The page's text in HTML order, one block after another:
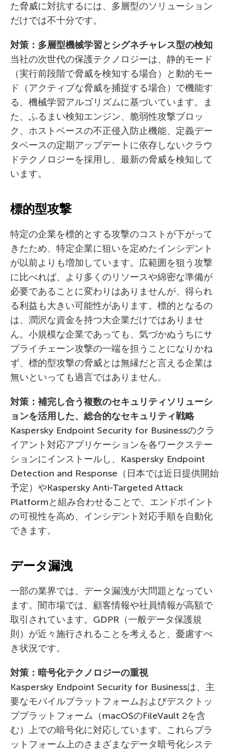
た脅威に対抗するには、多層型のソリューション
だけでは不十分です。
対策：多層型機械学習とシグネチャレス型の検知
当社の次世代の保護テクノロジーは、静的モード
（実行前段階で脅威を検知する場合）と動的モー
ド（アクティブな脅威を捕捉する場合）で機能す
る、機械学習アルゴリズムに基づいています。ま
た、ふるまい検知エンジン、脆弱性攻撃ブロッ
ク、ホストベースの不正侵入防止機能、定義デー
タベースの定期アップデートに依存しないクラウ
ドテクノロジーを採用し、最新の脅威を検知して
います。
標的型攻撃
特定の企業を標的とする攻撃のコストが下がって
きたため、特定企業に狙いを定めたインシデント
が以前よりも増加しています。広範囲を狙う攻撃
に比べれば、より多くのリソースや綿密な準備が
必要であることに変わりはありませんが、得られ
る利益も大きい可能性があります。標的となるの
は、潤沢な資金を持つ大企業だけではありませ
ん。小規模な企業であっても、気づかぬうちにサ
プライチェーン攻撃の一端を担うことになりかね
ず、標的型攻撃の脅威とは無縁だと言える企業は
無いといっても過言ではありません。
対策：補完し合う複数のセキュリティソリューシ
ョンを活用した、総合的なセキュリティ戦略
Kaspersky Endpoint Security for Businessのクラ
イアント対応アプリケーションを各ワークステー
ションにインストールし、Kaspersky Endpoint
Detection and Response（日本では近日提供開始
予定）やKaspersky Anti-Targeted Attack
Platformと組み合わせることで、エンドポイント
の可視性を高め、インシデント対応手順を自動化
できます。
データ漏洩
一部の業界では、データ漏洩が大問題となってい
ます。闇市場では、顧客情報や社員情報が高額で
取引されています。GDPR（一般データ保護規
則）が近々施行されることを考えると、憂慮すべ
き状況です。
対策：暗号化テクノロジーの重視
Kaspersky Endpoint Security for Businessは、主
要なモバイルプラットフォームおよびデスクトッ
ププラットフォーム（macOSのFileVault 2を含
む）上での暗号化に対応しています。これらプラ
ットフォーム上のさまざまなデータ暗号化システ